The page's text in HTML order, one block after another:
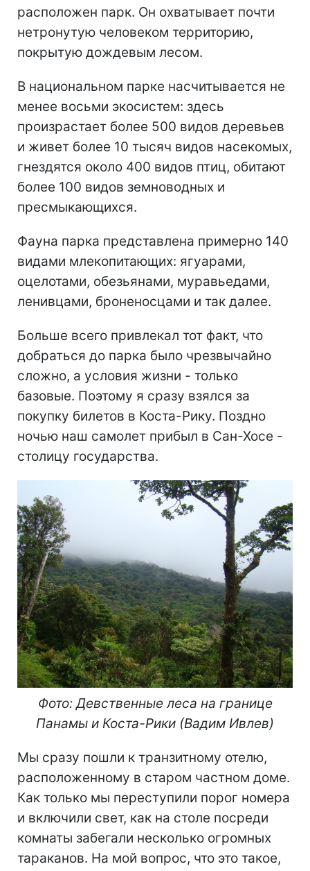
расположен парк. Он охватывает почти
нетронутую человеком территорию,
покрытую дождевым лесом.
В национальном парке насчитывается не
менее восьми экосистем: здесь
произрастает более 500 видов деревьев
и живет более 10 тысяч видов насекомых,
гнездятся около 400 видов птиц, обитают
более 100 видов земноводных и
пресмыкающихся.
Фауна парка представлена примерно 140
видами млекопитающих: ягуарами,
оцелотами, обезьянами, муравьедами,
ленивцами, броненосцами и так далее.
Больше всего привлекал тот факт, что
добраться до парка было чрезвычайно
сложно, а условия жизни - только
базовые. Поэтому я сразу взялся за
покупку билетов в Коста-Рику. Поздно
ночью наш самолет прибыл в Сан-Хосе -
столицу государства.
Фото: Девственные леса на границе
Панамы и Коста-Рики (Вадим Ивлев)
Мы сразу пошли к транзитному отелю,
расположенному в старом частном доме.
Как только мы переступили порог номера
и включили свет, как на столе посреди
комнаты забегали несколько огромных
тараканов. На мой вопрос, что это такое,